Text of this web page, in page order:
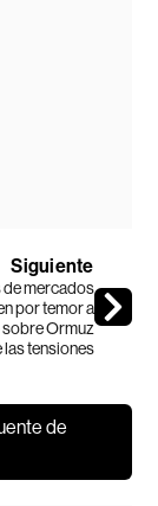
Siguiente
mercados
por temor a
sobre Ormuz
las tensiones
de